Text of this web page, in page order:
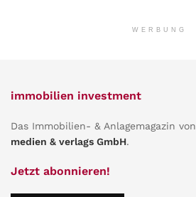
WERBUNG
immobilien investment
Das Immobilien- & Anlagemagazin von
medien & verlags GmbH.
Jetzt abonnieren!